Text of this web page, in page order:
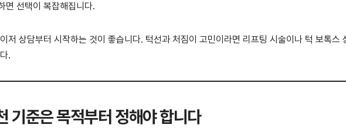
면 선택이 복잡해집니다.
저 상담부터 시작하는 것이 좋습니다. 턱선과 처짐이 고민이라면 리프팅 시술이나 턱 보톡스
.
기준은 목적부터 정해야 합니다